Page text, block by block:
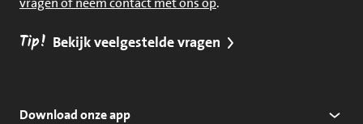
Tip! Bekijk veelgestelde vragen
Download onze app